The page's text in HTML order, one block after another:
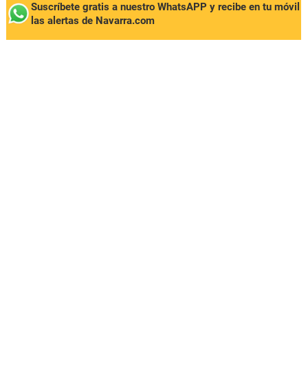
Suscríbete gratis a nuestro WhatsAPP y recibe en tu móvil
las alertas de Navarra.com